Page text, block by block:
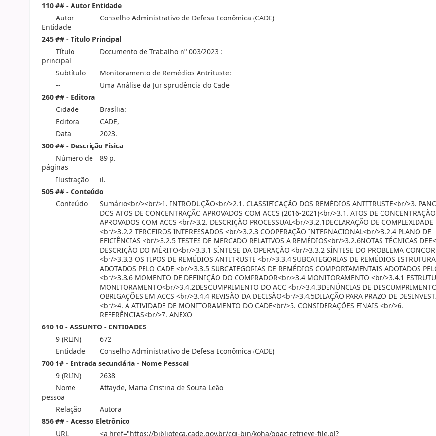
110 ## - Autor Entidade
Autor
Entidade
Conselho Administrativo de Defesa Econômica (CADE)
245 ## - Titulo Principal
Título
principal
Documento de Trabalho nº 003/2023 :
Subtítulo
Monitoramento de Remédios Antrituste:
--
Uma Análise da Jurisprudência do Cade
260 ## - Editora
Cidade
Brasília:
Editora
CADE,
Data
2023.
300 ## - Descrição Física
Número de
páginas
89 p.
Ilustração
il.
505 ## - Conteúdo
Conteúdo
Sumário<br/><br/>1. INTRODUÇÃO<br/>2.1. CLASSIFICAÇÃO DOS REMÉDIOS ANTITRUSTE<br/>3.
DOS ATOS DE CONCENTRAÇÃO APROVADOS COM ACCS (2016-2021)<br/>3.1. ATOS DE CONCENTRAÇÃO
APROVADOS COM ACCS <br/>3.2. DESCRIÇÃO PROCESSUAL<br/>3.2.1DECLARAÇÃO DE COMPLEXIDADE
<br/>3.2.2 TERCEIROS INTERESSADOS <br/>3.2.3 COOPERAÇÃO INTERNACIONAL<br/>3.2.4 PLANO DE
EFICIÊNCIAS <br/>3.2.5 TESTES DE MERCADO RELATIVOS A REMÉDIOS<br/>3.2.6NOTAS TÉCNICAS
DESCRIÇÃO DO MÉRITO<br/>3.3.1 SÍNTESE DA OPERAÇÃO <br/>3.3.2 SÍNTESE DO PROBLEMA
<br/>3.3.3 OS TIPOS DE REMÉDIOS ANTITRUSTE <br/>3.3.4 SUBCATEGORIAS DE REMÉDIOS
ADOTADOS PELO CADE <br/>3.3.5 SUBCATEGORIAS DE REMÉDIOS COMPORTAMENTAIS ADOTADOS
<br/>3.3.6 MOMENTO DE DEFINIÇÃO DO COMPRADOR<br/>3.4 MONITORAMENTO <br/>3.4.1
MONITORAMENTO<br/>3.4.2DESCUMPRIMENTO DO ACC <br/>3.4.3DENÚNCIAS DE
OBRIGAÇÕES EM ACCS <br/>3.4.4 REVISÃO DA DECISÃO<br/>3.4.5DILAÇÃO PARA PRAZO DE
<br/>4. A ATIVIDADE DE MONITORAMENTO DO CADE<br/>5. CONSIDERAÇÕES FINAIS <br/>6.
REFERÊNCIAS<br/>7. ANEXO
610 10 - ASSUNTO - ENTIDADES
9 (RLIN)
672
Entidade
Conselho Administrativo de Defesa Econômica (CADE)
700 1# - Entrada secundária - Nome Pessoal
9 (RLIN)
2638
Nome
pessoa
Attayde, Maria Cristina de Souza Leão
Relação
Autora
856 ## - Acesso Eletrônico